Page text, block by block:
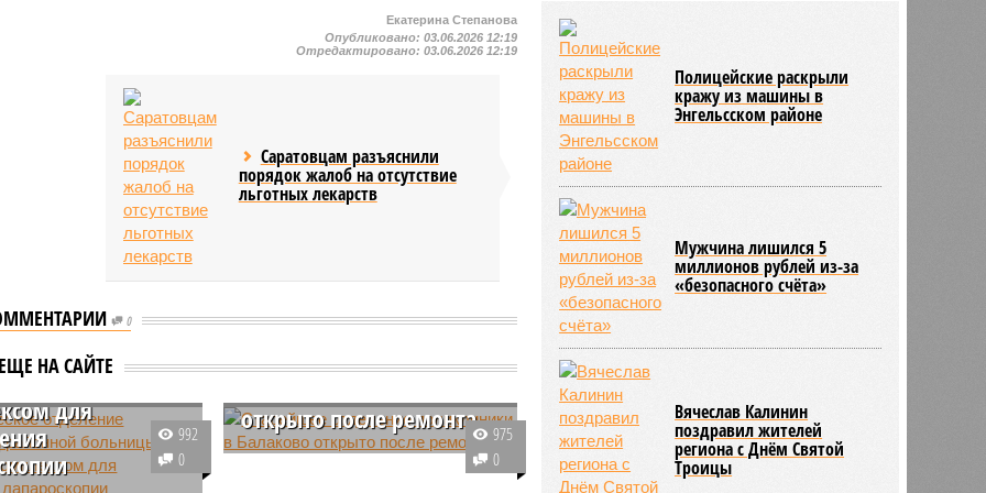
Екатерина Степанова
Опубликовано:03.06.2026 12:19
Отредактировано:03.06.2026 12:19
Саратовцам разъяснили
порядок жалоб на отсутствие
льготных лекарств
0
ЕЩЕ НА САЙТЕ
отделение
районной
оснастили
для
992
0
Старейшее отделение
открыто после ремонта
Более месяца функционирует в
975
0
04/08
Саратовская область заняла 12
место по внедрению Платформы
обратной связи
04/08
Ртищевскому району на ремонт
дорог направят дополнительные
Полицейские раскрыли
кражу из машины в
Энгельсском районе
Мужчина лишился 5
миллионов рублей из-за
«безопасного счёта»
Вячеслав Калинин
поздравил жителей
региона с Днём Святой
Троицы